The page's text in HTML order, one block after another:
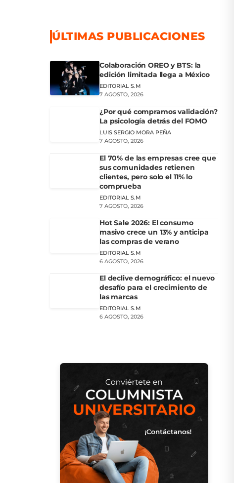
ÚLTIMAS PUBLICACIONES
Colaboración OREO y BTS: la
edición limitada llega a México
EDITORIAL S.M
7 AGOSTO, 2026
¿Por qué compramos validación?
La psicología detrás del FOMO
LUIS SERGIO MORA PEÑA
7 AGOSTO, 2026
El 70% de las empresas cree que
sus comunidades retienen
clientes, pero solo el 11% lo
comprueba
EDITORIAL S.M
7 AGOSTO, 2026
Hot Sale 2026: El consumo
masivo crece un 13% y anticipa
las compras de verano
EDITORIAL S.M
6 AGOSTO, 2026
El declive demográfico: el nuevo
desafío para el crecimiento de
las marcas
EDITORIAL S.M
6 AGOSTO, 2026